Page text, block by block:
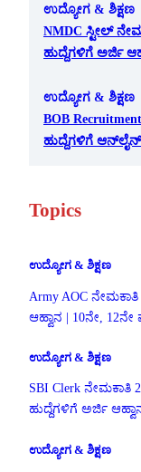
ಉದ್ಯೋಗ & ಶಿಕ್ಷಣ
NMDC ಸ್ಟೀಲ್
ಹುದ್ದೆಗಳಿಗೆ ಅರ್ಜಿ
ಉದ್ಯೋಗ & ಶಿಕ್ಷಣ
BOB
ಹುದ್ದೆಗಳಿಗೆ
Topics
ಉದ್ಯೋಗ & ಶಿಕ್ಷಣ
Army AOC ನೇಮಕಾತಿ
ಆಹ್ವಾನ | 10ನೇ,
ಉದ್ಯೋಗ & ಶಿಕ್ಷಣ
SBI Clerk
ಹುದ್ದೆಗಳಿಗೆ ಅರ್ಜಿ
ಉದ್ಯೋಗ & ಶಿಕ್ಷಣ